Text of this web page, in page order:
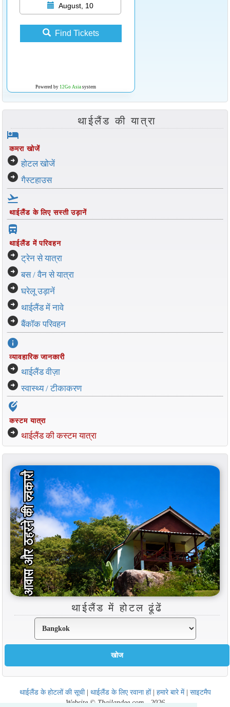
August, 10
Find Tickets
Powered by 12Go Asiasystem
थाईलैंड की यात्रा
hotel
कमरा खोजें
arrow_circle_right होटल खोजें
arrow_circle_right गैस्टहाउस
flight_takeoff
थाईलैंड के लिए सस्ती उड़ानें
directions_bus_filled
थाईलैंड में परिवहन
arrow_circle_right ट्रेन से यात्रा
arrow_circle_right बस / वैन से यात्रा
arrow_circle_right घरेलू उड़ानें
arrow_circle_right थाईलैंड में नावे
arrow_circle_right बैंकॉक परिवहन
info
व्यावहारिक जानकारी
arrow_circle_right थाईलैंड वीज़ा
arrow_circle_right स्वास्थ्य / टीकाकरण
edit_location_alt
कस्टम यात्रा
arrow_circle_right थाईलैंड की कस्टम यात्रा
थाईलैंड में होटल ढूंढें
थाईलैंड के होटलों की सूची| थाईलैंड के लिए रवाना हों| हमारे बारे में| साइटमैप
Website © Thailandee.com - 2026